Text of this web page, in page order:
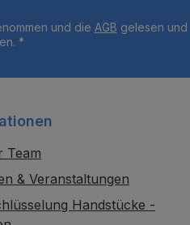
und die AGB gelesen und
*
Team
& Veranstaltungen
Handstücke -